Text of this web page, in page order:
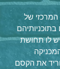
של
לו תחושת
את הקסם